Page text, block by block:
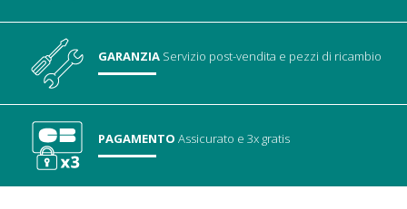
GARANZIA Servizio post-vendita e pezzi di ricambio
PAGAMENTO Assicurato e 3x gratis